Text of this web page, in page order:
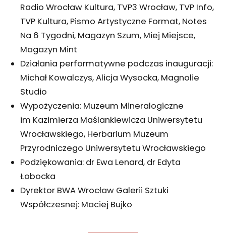
Radio Wrocław Kultura, TVP3 Wrocław, TVP Info,
TVP Kultura, Pismo Artystyczne Format, Notes
Na 6 Tygodni, Magazyn Szum, Miej Miejsce,
Magazyn Mint
Działania performatywne podczas inauguracji:
Michał Kowalczys, Alicja Wysocka, Magnolie
Studio
Wypożyczenia: Muzeum Mineralogiczne
im Kazimierza Maślankiewicza Uniwersytetu
Wrocławskiego, Herbarium Muzeum
Przyrodniczego Uniwersytetu Wrocławskiego
Podziękowania: dr Ewa Lenard, dr Edyta
Łobocka
Dyrektor BWA Wrocław Galerii Sztuki
Współczesnej: Maciej Bujko